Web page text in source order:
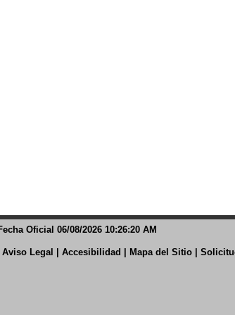
Oficial 06/08/2026 10:26:20 AM
Aviso Legal |Accesibilidad Mapa del Sitio |